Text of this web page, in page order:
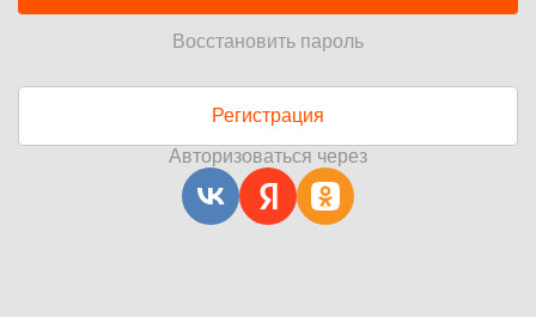
Восстановить пароль
Регистрация
Авторизоваться через